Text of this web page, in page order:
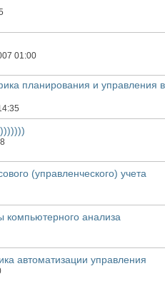
01:00
планирования и управления
(управленческого) учета
компьютерного анализа
автоматизации управления